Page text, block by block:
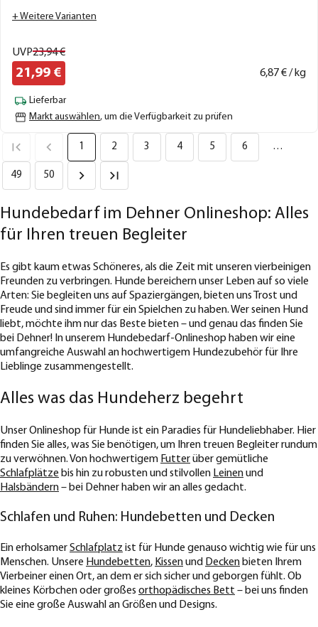
+ Weitere Varianten
UVP23,94€
21,99 € 6,87€ / kg
Lieferbar
Markt auswählen, um die Verfügbarkeit zu prüfen
1 2 3 4 5 6 …
49 50
Hundebedarf im Dehner Onlineshop: Alles
für Ihren treuen Begleiter
Es gibt kaum etwas Schöneres, als die Zeit mit unseren vierbeinigen
Freunden zu verbringen. Hunde bereichern unser Leben auf so viele
Arten: Sie begleiten uns auf Spaziergängen, bieten uns Trost und
Freude und sind immer für ein Spielchen zu haben. Wer seinen Hund
liebt, möchte ihm nur das Beste bieten – und genau das finden Sie
bei Dehner! In unserem Hundebedarf-Onlineshop haben wir eine
umfangreiche Auswahl an hochwertigem Hundezubehör für Ihre
Lieblinge zusammengestellt.
Alles was das Hundeherz begehrt
Unser Onlineshop für Hunde ist ein Paradies für Hundeliebhaber. Hier
finden Sie alles, was Sie benötigen, um Ihren treuen Begleiter rundum
zu verwöhnen. Von hochwertigem Futterüber gemütliche
Schlafplätze bis hin zu robusten und stilvollen Leinenund
Halsbändern– bei Dehner haben wir an alles gedacht.
Schlafen und Ruhen: Hundebetten und Decken
Ein erholsamerSchlafplatz ist für Hunde genauso wichtig wie für uns
Menschen. Unsere Hundebetten, Kissenund Decken bieten Ihrem
Vierbeiner einen Ort, an dem er sich sicher und geborgen fühlt. Ob
kleines Körbchen oder großes orthopädisches Bett – bei uns finden
Sie eine große Auswahl an Größen und Designs.